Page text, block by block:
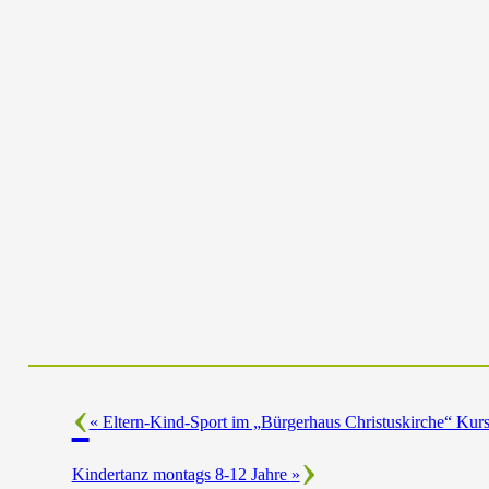
« Eltern-Kind-Sport im „Bürgerhaus Christuskirche“
Kindertanz montags 8-12 Jahre »